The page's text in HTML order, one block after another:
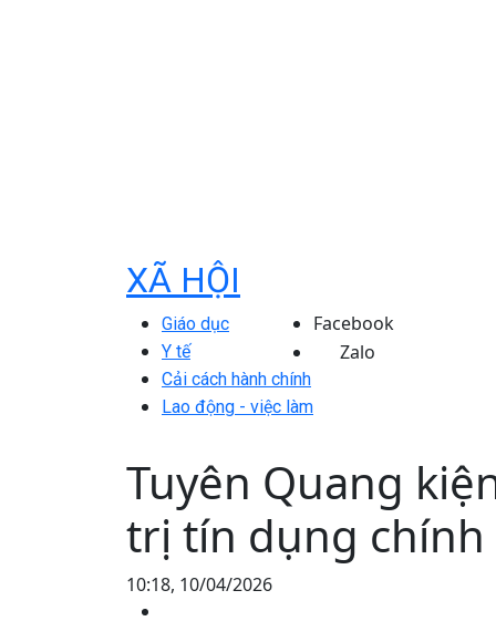
XÃ HỘI
Giáo dục
Y tế
Cải cách hành chính
Lao động - việc làm
Facebook
Zalo
Tuyên Quang
trị tín dụng chính
10:18, 10/04/2026